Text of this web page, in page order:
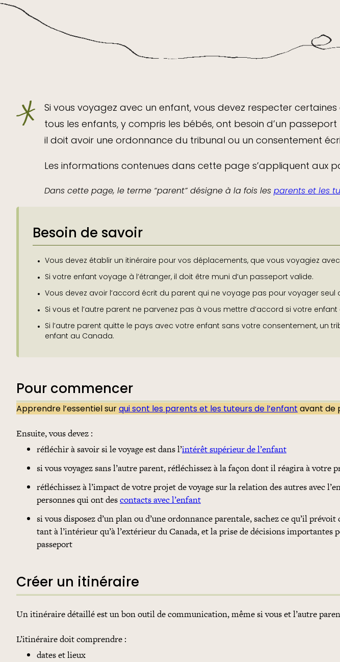
Si vous voyagez avec un enfant, vous devez respecter
tous les enfants, y compris les bébés, ont besoin d’un
il doit avoir une ordonnance du tribunal ou un consentement
Les informations contenues dans cette page s’appliquent aux
Dans cette page, le terme “parent” désigne à la fois les parents et les
Besoin de savoir
Vous devez établir un itinéraire pour vos déplacements, que vous voyagiez
Si votre enfant voyage à l’étranger, il doit être muni d’un passeport valide.
Vous devez avoir l’accord écrit du parent qui ne voyage pas pour voyager seul
Si vous et l’autre parent ne parvenez pas à vous mettre d’accord si votre
Si l’autre parent quitte le pays avec votre enfant sans votre consentement, un
enfant au Canada.
Pour commencer
Apprendre l’essentiel surqui sont les parents et les tuteurs de l’enfant avant de
Ensuite, vous devez :
réfléchir à savoir si le voyage est dans l’intérêt supérieur de l’enfant
si vous voyagez sans l’autre parent, réfléchissez à la façon dont il réagira à votre
réfléchissez à l’impact de votre projet de voyage sur la relation des autres avec
personnes qui ont descontacts avec l’enfant
si vous disposez d’un plan ou d’une ordonnance parentale, sachez ce qu’il
tant à l’intérieur qu’à l’extérieur du Canada, et la prise de décisions importantes
passeport
Créer un itinéraire
Un itinéraire détaillé est un bon outil de communication, même si vous et l’autre
L’itinéraire doit comprendre :
dates et lieux